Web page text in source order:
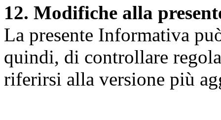
12. Modifiche alla
La presente Informativa
quindi, di controllare
riferirsi alla versione più